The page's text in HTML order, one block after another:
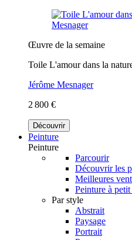
Œuvre de la semaine
Toile L'amour dans la
Jérôme Mesnager
2 800 €
Découvrir
Peinture
Peinture
Parcourir
Découvrir les
Meilleures
Peinture à
Par style
Abstrait
Paysage
Portrait